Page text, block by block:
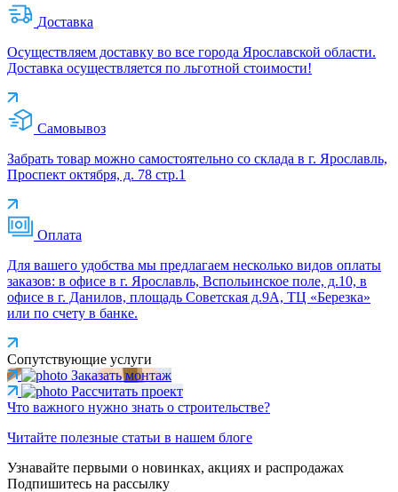
Доставка
Осуществляем доставку во все города Ярославской области.
Доставка осуществляется по льготной стоимости!
Самовывоз
Забрать товар можно самостоятельно со склада в г. Ярославль,
Проспект октября, д. 78 стр.1
Оплата
Для вашего удобства мы предлагаем несколько видов оплаты
заказов: в офисе в г. Ярославль, Вспольинское поле, д.10, в
офисе в г. Данилов, площадь Советская д.9А, ТЦ «Березка»
или по счету в банке.
Сопутствующие услуги
Заказать монтаж
Рассчитать проект
Что важного нужно знать о строительстве?
Читайте полезные статьи в нашем блоге
Узнавайте первыми о новинках, акциях и распродажах
Подпишитесь на рассылку